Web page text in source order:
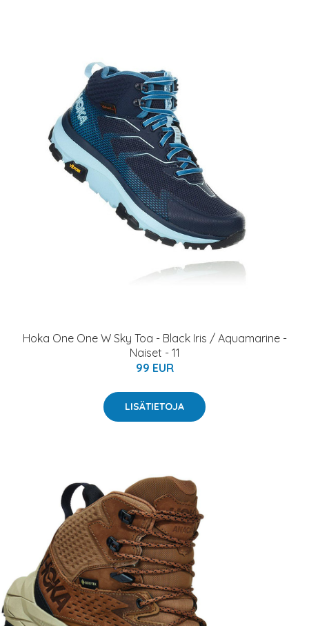
Hoka One One W Sky Toa - Black Iris / Aquamarine -
Naiset - 11
99 EUR
LISÄTIETOJA